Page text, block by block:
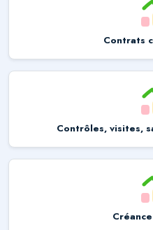
Contrats
Contrôles, visites,